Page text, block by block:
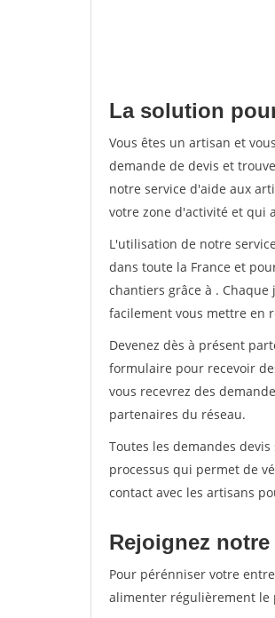
La solution
Vous êtes un artisan et
demande de devis et
notre service d'aide aux
votre zone d'activité et qui
L'utilisation de notre
dans toute la France et
chantiers grâce à . Chaque
facilement vous mettre en
Devenez dès à présent
formulaire pour recevoir
vous recevrez des
partenaires du réseau.
Toutes les demandes
processus qui permet de
contact avec les artisans
Rejoignez
Pour pérénniser votre
alimenter régulièrement le